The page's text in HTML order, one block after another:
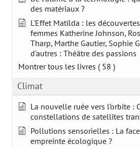
des matériaux ?
L'Effet Matilda : les
femmes Katherine Johnson,
Tharp, Marthe Gautier, Sophie
d'autres : Théâtre des passions
Montrer tous les livres ( 58 )
Climat
La nouvelle ruée vers l’orbite :
constellations de satellites
Pollutions sensorielles : La
empreinte écologique ?